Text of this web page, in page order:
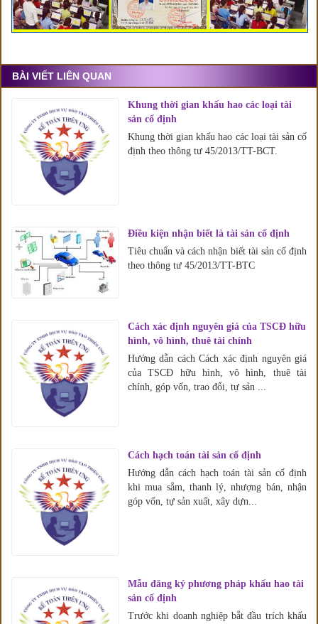
BÀI VIẾT LIÊN QUAN
Khung thời gian khấu hao các loại tài
sản cố định
Khung thời gian khấu hao các loại tài sản cố
định theo thông tư 45/2013/TT-BCT.
Điều kiện nhận biết là tài sản cố định
Tiêu chuẩn và cách nhận biết tài sản cố định
theo thông tư 45/2013/TT-BTC
Cách xác định nguyên giá của TSCĐ hữu
hình, vô hình, thuê tài chính
Hướng dẫn cách Cách xác định nguyên giá
của TSCĐ hữu hình, vô hình, thuê tài
chính, góp vốn, trao đổi, tự sản ...
Cách hạch toán tài sản cố định
Hướng dẫn cách hạch toán tài sản cố định
khi mua sắm, thanh lý, nhượng bán, nhận
góp vốn, tự sản xuất, xây dựn...
Mẫu đăng ký phương pháp khấu hao tài
sản cố định
Trước khi doanh nghiệp bắt đầu trích khấu